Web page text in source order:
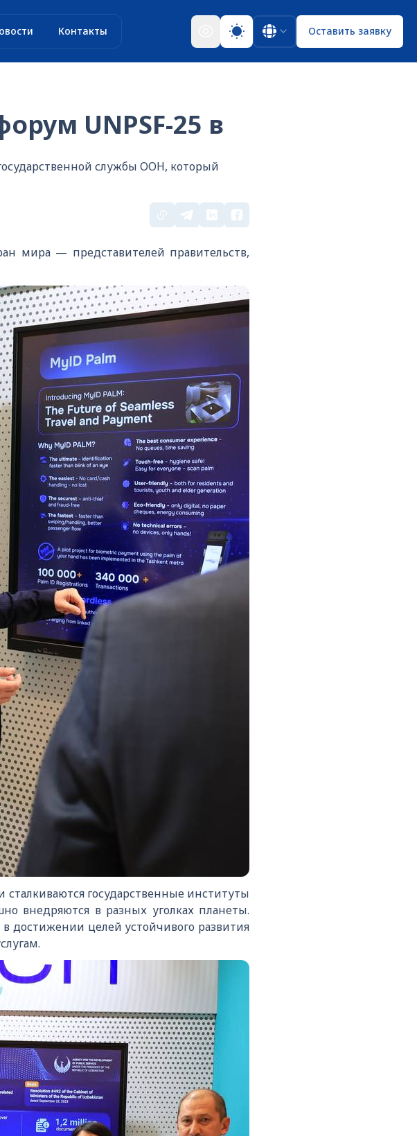
Контакты Оставить заявку
UNPSF-25 в
службы ООН, который
мира — представителей правительств,
государственные институты
внедряются в разных уголках планеты.
достижении целей устойчивого развития